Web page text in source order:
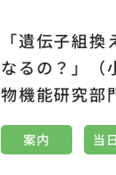
「遺伝子組
なるの？」（
物機能研究部
案内 当